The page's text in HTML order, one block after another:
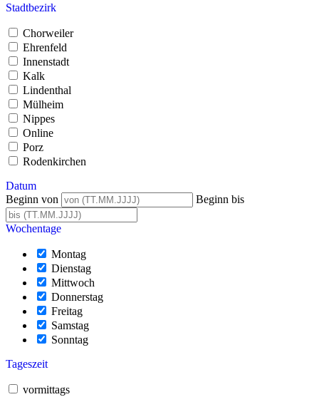
Stadtbezirk
Chorweiler
Ehrenfeld
Innenstadt
Kalk
Lindenthal
Mülheim
Nippes
Online
Porz
Rodenkirchen
Datum
Beginn von
Beginn bis
Wochentage
Montag
Dienstag
Mittwoch
Donnerstag
Freitag
Samstag
Sonntag
Tageszeit
vormittags